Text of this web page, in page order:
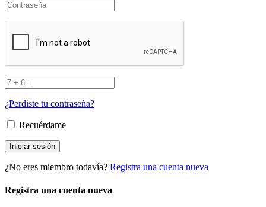
¿Perdiste tu contraseña?
Recuérdame
¿No eres miembro todavía? Registra una cuenta nueva
Registra una cuenta nueva